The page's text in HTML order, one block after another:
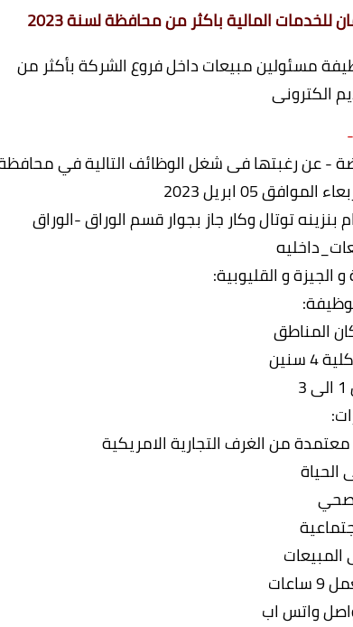
المالية باكثر من محافظة لسنة 2023
مسئولين مبيعات داخل فروع الشركة بأكثر من
الكترونى
- عن رغبتها فى شغل الوظائف التالية في
05 ابريل 2023
الجيزة و القليوبية:
المناطق
سنين
من الغرف التجارية الامريكية
الحياة
صحي
واتس اب